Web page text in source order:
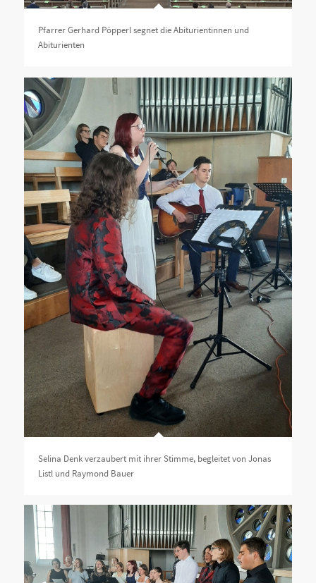
Pfarrer Gerhard Pöpperl segnet die Abiturientinnen und
Abiturienten
Selina Denk verzaubert mit ihrer Stimme, begleitet von Jonas
Listl und Raymond Bauer